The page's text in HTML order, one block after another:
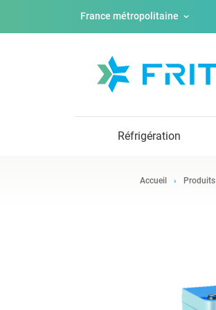
France métropolitaine
Réfrigération
Accueil Produits